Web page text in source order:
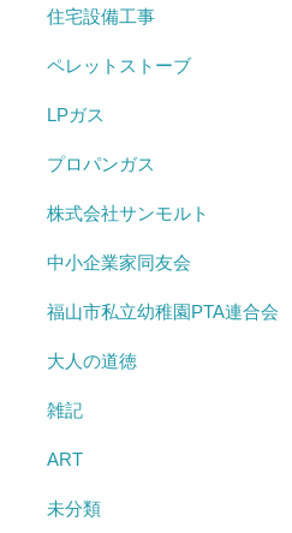
住宅設備工事
ペレットストーブ
LPガス
プロパンガス
株式会社サンモルト
中小企業家同友会
福山市私立幼稚園PTA連合会
大人の道徳
雑記
ART
未分類